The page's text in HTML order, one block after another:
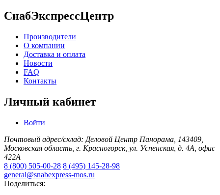
СнабЭкспрессЦентр
Производители
О компании
Доставка и оплата
Новости
FAQ
Контакты
Личный кабинет
Войти
Почтовый адрес/склад: Деловой Центр Панорама, 143409,
Московская область, г. Красногорск, ул. Успенская, д. 4А, офис
422А
8 (800) 505-00-28 8 (495) 145-28-98
general@snabexpress-mos.ru
Поделиться: